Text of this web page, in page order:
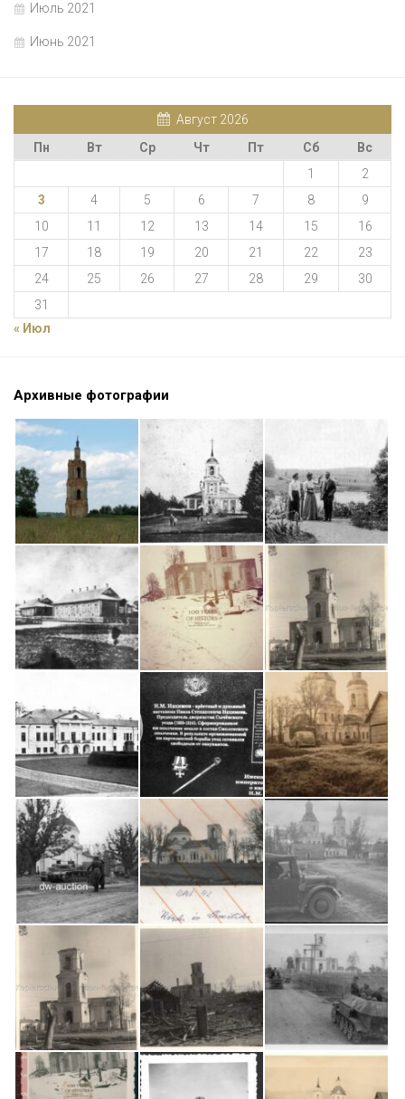
Июль 2021
Июнь 2021
Август 2026
Пн
Вт Ср Чт Пт Сб
Вс
1
2
3
4 5 6 7 8
9
10
11 12 13 14 15
16
17
18 19 20 21 22
23
24
25 26 27 28 29
30
31
« Июл
Архивные фотографии